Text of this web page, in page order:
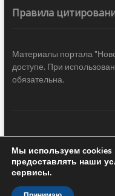
Правила
Материалы портала
доступе. При
обязательна.
Новости Грузии| Black
Design & development —
Мы используем cookies
предоставлять наши
сервисы.